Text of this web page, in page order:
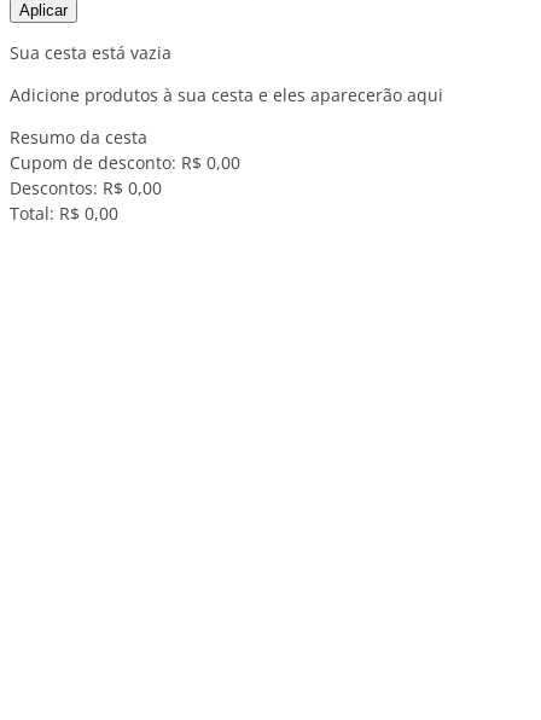
Aplicar
Sua cesta está vazia
Adicione produtos à sua cesta e eles aparecerão aqui
Resumo da cesta
Cupom de desconto: R$ 0,00
Descontos: R$ 0,00
Total: R$ 0,00